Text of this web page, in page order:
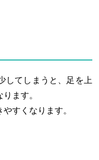
してしまうと、足を上
ます。
すくなります。